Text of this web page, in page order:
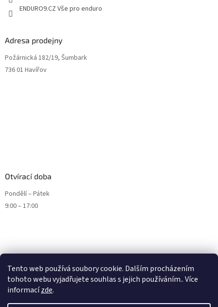
Tento web používá soubory cookie. Dalším procházením
tohoto webu vyjadřujete souhlas s jejich používáním.. Více
informacízde.
ENDURO9.CZ Vše pro enduro
Adresa prodejny
Požárnická 182/19, Šumbark
736 01 Havířov
Otvírací doba
Pondělí – Pátek
9:00 – 17:00